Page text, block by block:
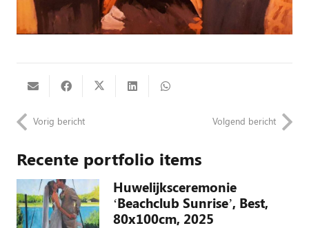
Vorig bericht Volgend bericht
Recente portfolio items
Huwelijksceremonie
‘Beachclub Sunrise’, Best,
80x100cm, 2025